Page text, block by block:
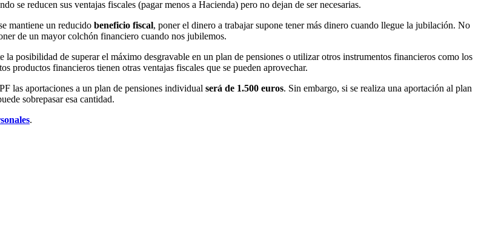
se reducen sus ventajas fiscales (pagar menos a Hacienda) pero no dejan de ser necesarias.
mantiene un reducido beneficio fiscal, poner el dinero a trabajar supone tener más dinero cuando llegue la jubilación. No
de un mayor colchón financiero cuando nos jubilemos.
posibilidad de superar el máximo desgravable en un plan de pensiones o utilizar otros instrumentos financieros como los
productos financieros tienen otras ventajas fiscales que se pueden aprovechar.
las aportaciones a un plan de pensiones individual será de 1.500 euros. Sin embargo, si se realiza una aportación al plan
sobrepasar esa cantidad.
.